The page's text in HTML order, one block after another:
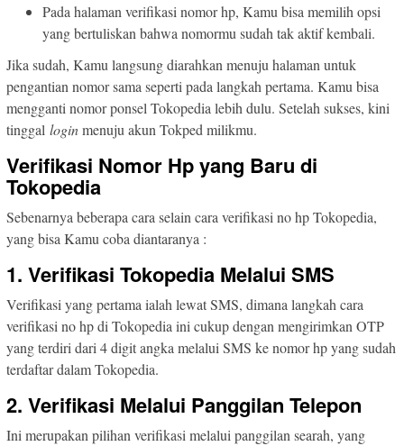
Pada halaman verifikasi nomor hp, Kamu bisa memilih opsi
yang bertuliskan bahwa nomormu sudah tak aktif kembali.
Jika sudah, Kamu langsung diarahkan menuju halaman untuk
pengantian nomor sama seperti pada langkah pertama. Kamu bisa
mengganti nomor ponsel Tokopedia lebih dulu. Setelah sukses, kini
tinggal loginmenuju akun Tokped milikmu.
Verifikasi Nomor Hp yang Baru di
Tokopedia
Sebenarnya beberapa cara selain cara verifikasi no hp Tokopedia,
yang bisa Kamu coba diantaranya :
1. Verifikasi Tokopedia Melalui SMS
Verifikasi yang pertama ialah lewat SMS, dimana langkah cara
verifikasi no hp di Tokopedia ini cukup dengan mengirimkan OTP
yang terdiri dari 4 digit angka melalui SMS ke nomor hp yang sudah
terdaftar dalam Tokopedia.
2. Verifikasi Melalui Panggilan Telepon
Ini merupakan pilihan verifikasi melalui panggilan searah, yang